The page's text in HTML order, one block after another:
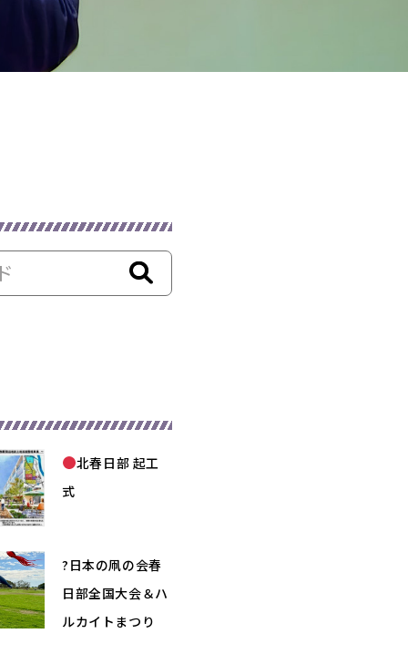
北春日部 起工
式
?日本の凧の会春
日部全国大会＆ハ
ルカイトまつり